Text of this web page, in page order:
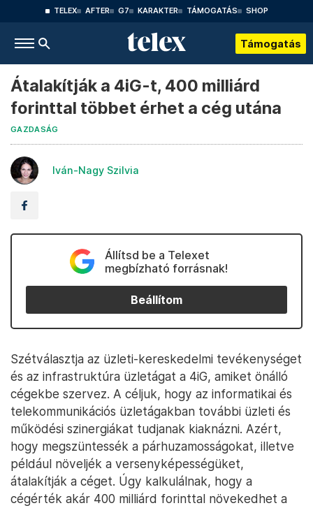
TELEX AFTER G7 KARAKTER TÁMOGATÁS SHOP
Támogatás
Átalakítják a 4iG-t, 400 milliárd
forinttal többet érhet a cég utána
GAZDASÁG
Iván-Nagy Szilvia
Állítsd be a Telexet
megbízható forrásnak!
Beállítom
Szétválasztja az üzleti-kereskedelmi tevékenységet
és az infrastruktúra üzletágat a 4iG, amiket önálló
cégekbe szervez. A céljuk, hogy az informatikai és
telekommunikációs üzletágakban további üzleti és
működési szinergiákat tudjanak kiaknázni. Azért,
hogy megszüntessék a párhuzamosságokat, illetve
például növeljék a versenyképességüket,
átalakítják a céget. Úgy kalkulálnak, hogy a
cégérték akár 400 milliárd forinttal növekedhet a